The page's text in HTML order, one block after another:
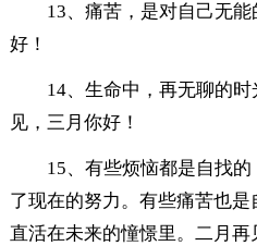
13、痛苦，是对自己无能
好！
14、生命中，再无聊的时
见，三月你好！
15、有些烦恼都是自找的
了现在的努力。有些痛苦也
直活在未来的憧憬里。二月再